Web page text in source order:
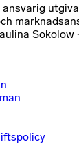
Sokolow